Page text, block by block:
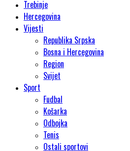
Trebinje
Hercegovina
Vijesti
Republika Srpska
Bosna i Hercegovina
Region
Svijet
Sport
Fudbal
Košarka
Odbojka
Tenis
Ostali sportovi